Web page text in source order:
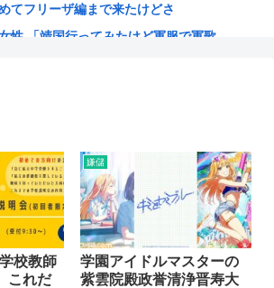
イツ人」、意見が分かれる
てフリーザ編まで来たけどさ
性 「靖国行ってみたけど軍服で軍歌...
韓国人選手絶対やってはいけないプレ...
早苗の消費税減税に反対したことで左遷...
！！！を語らないんだ
穴はある！」を全く知らない人にアニメ...
著作権侵害判決 人「人の曲を聴き...
が厳しい日本でこんなものが売れてるら...
校教師
これだ
嫌儲
学園アイドルマスターの
紫雲院殿政誉清浄晋寿大